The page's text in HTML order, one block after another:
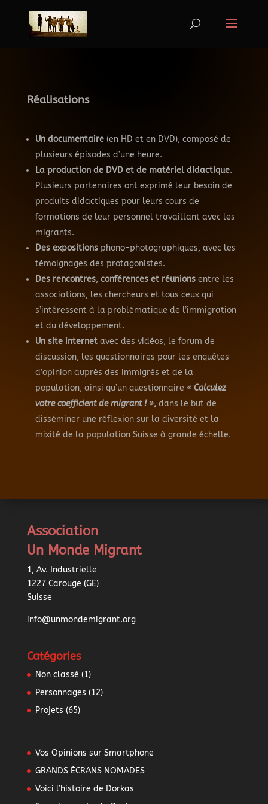
Réalisations
Un documentaire(en HD et en DVD), composé de
plusieurs épisodes d’une heure.
La production de DVD et de matériel didactique.
Plusieurs partenaires ont exprimé leur besoin de
produits didactiques pour leurs cours de
formations de leur personnel travaillant avec les
migrants.
Des expositionsphono-photographiques, avec les
témoignages des protagonistes.
Des rencontres, conférences et réunions entre les
associations, les chercheurs et tous ceux qui
s’intéressent à la problématique de l’immigration
et du développement.
Un site internet avec des vidéos, le forum de
discussion, les questionnaires pour les enquêtes
d’opinion auprès des immigrés et de la
population, ainsi qu’un questionnaire « Calculez
votre coefficient de migrant ! »,dans le but de
disséminer une réflexion sur la diversité et la
mixité de la population Suisse à grande échelle.
Association
Un Monde Migrant
1, Av. Industrielle
1227 Carouge (GE)
Suisse
info@unmondemigrant.org
Catégories
Non classé (1)
Personnages (12)
Projets (65)
Vos Opinions sur Smartphone
GRANDS ÉCRANS NOMADES
Voici l’histoire de Dorkas